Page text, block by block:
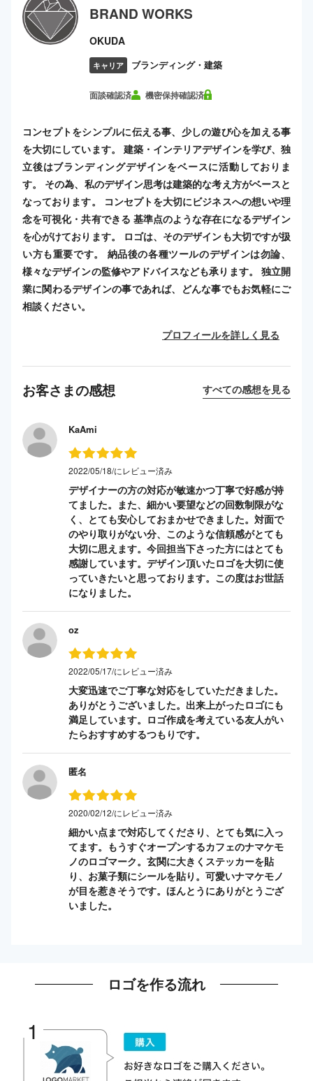
BRAND WORKS
OKUDA
キャリア ブランディング・建築
面談確認済 機密保持確認済
コンセプトをシンプルに伝える事、少しの遊び心を加える事
を大切にしています。 建築・インテリアデザインを学び、独
立後はブランディングデザインをベースに活動しておりま
す。 その為、私のデザイン思考は建築的な考え方がベースと
なっております。 コンセプトを大切にビジネスへの想いや理
念を可視化・共有できる 基準点のような存在になるデザイン
を心がけております。 ロゴは、そのデザインも大切ですが扱
い方も重要です。 納品後の各種ツールのデザインは勿論、
様々なデザインの監修やアドバイスなども承ります。 独立開
業に関わるデザインの事であれば、どんな事でもお気軽にご
相談ください。
プロフィールを詳しく見る
お客さまの感想 すべての感想を見る
KaAmi
2022/05/18/にレビュー済み
デザイナーの方の対応が敏速かつ丁寧で好感が持
てました。また、細かい要望などの回数制限がな
く、とても安心しておまかせできました。対面で
のやり取りがない分、このような信頼感がとても
大切に思えます。今回担当下さった方にはとても
感謝しています。デザイン頂いたロゴを大切に使
っていきたいと思っております。この度はお世話
になりました。
oz
2022/05/17/にレビュー済み
大変迅速でご丁寧な対応をしていただきました。
ありがとうございました。出来上がったロゴにも
満足しています。ロゴ作成を考えている友人がい
たらおすすめするつもりです。
匿名
2020/02/12/にレビュー済み
細かい点まで対応してくださり、とても気に入っ
てます。もうすぐオープンするカフェのナマケモ
ノのロゴマーク。玄関に大きくステッカーを貼
り、お菓子類にシールを貼り。可愛いナマケモノ
が目を惹きそうです。ほんとうにありがとうござ
いました。
ロゴを作る流れ